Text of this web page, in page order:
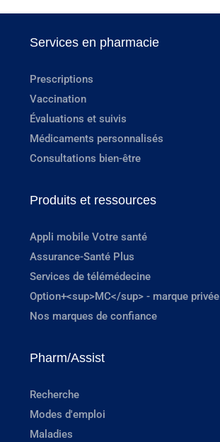
Services en pharmacie
Prescriptions
Vaccination
Évaluations et suivis
Médicaments personnalisés
Consultations bien-être
Produits et ressources
Appli mobile Votre santé
Assurance-Santé Plus
Services de télémédecine
Option+<sup>MC</sup> - marque privée
Nos marques de confiance
Pharm/Assist
Recherche
Modes d'emploi
Maladies